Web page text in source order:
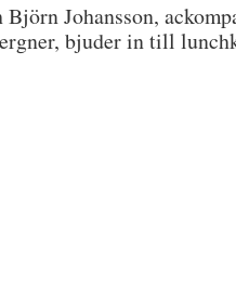
Johansson,
bjuder in till